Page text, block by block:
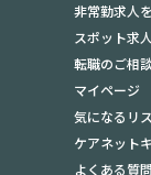
非常勤求人
スポット求
転職のご相
マイページ
気になるリ
ケアネット
よくある質問